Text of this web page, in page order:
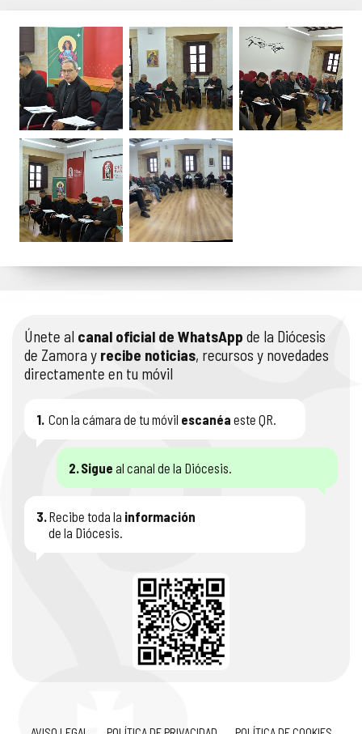
Únete al canal oficial de WhatsApp de la Diócesis
de Zamora y recibe noticias, recursos y novedades
directamente en tu móvil
1. Con la cámara de tu móvil escanéa este QR.
2. Sigue al canal de la Diócesis.
3. Recibe toda la información
de la Diócesis.